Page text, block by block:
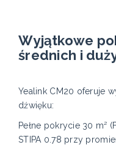
Wyjątkowe
średnich i
Yealink CM20 oferuje
dźwięku:
Pełne pokrycie 30 m²
STIPA 0.78 przy